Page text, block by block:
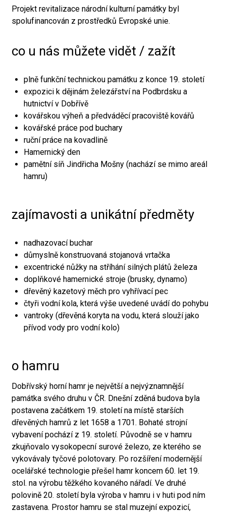
Projekt revitalizace národní kulturní památky byl
spolufinancován z prostředků Evropské unie.
co u nás můžete vidět / zažít
plně funkční technickou památku z konce 19. století
expozici k dějinám železářství na Podbrdsku a
hutnictví v Dobřívě
kovářskou výheň a předváděcí pracoviště kovářů
kovářské práce pod buchary
ruční práce na kovadlině
Hamernický den
pamětní síň Jindřicha Mošny (nachází se mimo areál
hamru)
zajímavosti a unikátní předměty
nadhazovací buchar
důmyslně konstruovaná stojanová vrtačka
excentrické nůžky na stříhání silných plátů železa
doplňkové hamernické stroje (brusky, dynamo)
dřevěný kazetový měch pro vyhřívací pec
čtyři vodní kola, která výše uvedené uvádí do pohybu
vantroky (dřevěná koryta na vodu, která slouží jako
přívod vody pro vodní kolo)
o hamru
Dobřívský horní hamr je největší a nejvýznamnější
památka svého druhu v ČR. Dnešní zděná budova byla
postavena začátkem 19. století na místě starších
dřevěných hamrů z let 1658 a 1701. Bohaté strojní
vybavení pochází z 19. století. Původně se v hamru
zkujňovalo vysokopecní surové železo, ze kterého se
vykovávaly tyčové polotovary. Po rozšíření modernější
ocelářské technologie přešel hamr koncem 60. let 19.
stol. na výrobu těžkého kovaného nářadí. Ve druhé
polovině 20. století byla výroba v hamru i v huti pod ním
zastavena. Prostor hamru se stal muzejní expozicí,